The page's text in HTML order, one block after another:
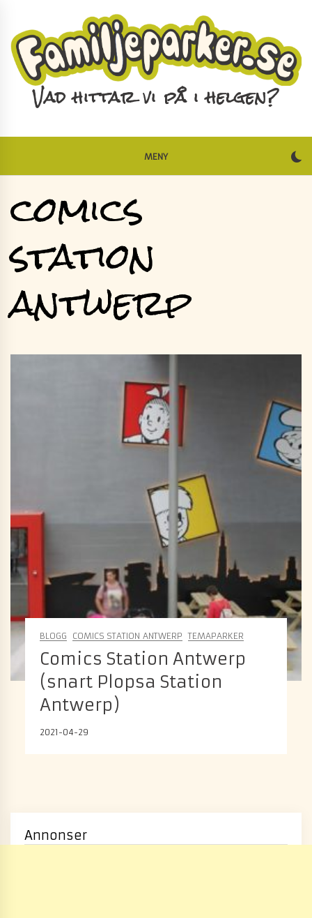
content
Vad hittar vi på i helgen?
MENY
comics
station
antwerp
BLOGG COMICS STATION ANTWERP TEMAPARKER
Comics Station Antwerp
(snart Plopsa Station
Antwerp)
2021-04-29
Annonser